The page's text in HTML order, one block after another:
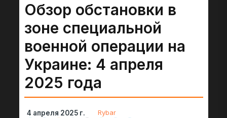
Обзор обстановки в
зоне специальной
военной операции на
Украине: 4 апреля
2025 года
4 апреля 2025 г. Rybar